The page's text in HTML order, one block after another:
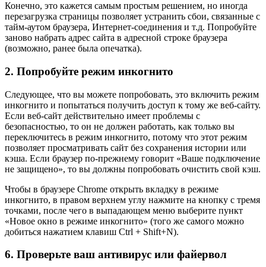
Конечно, это кажется самым простым решением, но иногда
перезагрузка страницы позволяет устранить сбои, связанные с
тайм-аутом браузера, Интернет-соединения и т.д. Попробуйте
заново набрать адрес сайта в адресной строке браузера
(возможно, ранее была опечатка).
2. Попробуйте режим инкогнито
Следующее, что вы можете попробовать, это включить режим
инкогнито и попытаться получить доступ к тому же веб-сайту.
Если веб-сайт действительно имеет проблемы с
безопасностью, то он не должен работать, как только вы
переключитесь в режим инкогнито, потому что этот режим
позволяет просматривать сайт без сохранения истории или
кэша. Если браузер по-прежнему говорит «Ваше подключение
не защищено», то вы должны попробовать очистить свой кэш.
Чтобы в браузере Chrome открыть вкладку в режиме
инкогнито, в правом верхнем углу нажмите на кнопку с тремя
точками, после чего в выпадающем меню выберите пункт
«Новое окно в режиме инкогнито» (того же самого можно
добиться нажатием клавиш Ctrl + Shift+N).
6. Проверьте ваш антивирус или файервол